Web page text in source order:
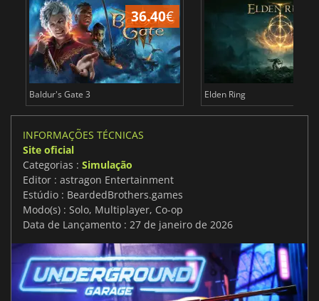
36.40€
Baldur's Gate 3 Elden Ring
INFORMAÇÕES TÉCNICAS
Site oficial
Categorias : Simulação
Editor : astragon Entertainment
Estúdio : BeardedBrothers.games
Modo(s) : Solo, Multiplayer, Co-op
Data de Lançamento : 27 de janeiro de 2026